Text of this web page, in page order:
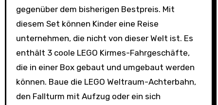
gegenüber dem bisherigen Bestpreis. Mit
diesem Set können Kinder eine Reise
unternehmen, die nicht von dieser Welt ist. Es
enthält 3 coole LEGO Kirmes-Fahrgeschäfte,
die in einer Box gebaut und umgebaut werden
können. Baue die LEGO Weltraum-Achterbahn,
den Fallturm mit Aufzug oder ein sich